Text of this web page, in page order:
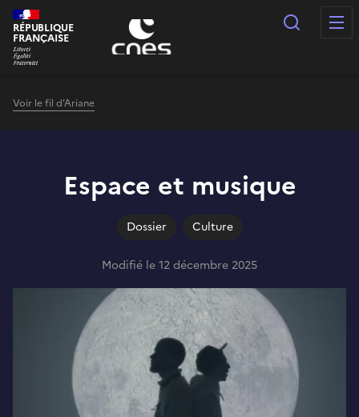
Panneau de gestion des cookies
RÉPUBLIQUE
FRANÇAISE
Voir le fil d'Ariane
Espace et musique
Dossier Culture
Modifié le 12 décembre 2025